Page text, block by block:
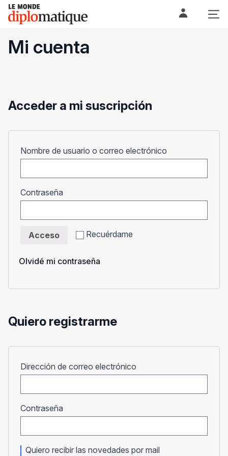
Skip
content
Le monde diplomatique
Mi cuenta
Acceder a mi suscripción
Nombre de usuario o correo electrónico
Contraseña
Recuérdame
Acceso
Olvidé mi contraseña
Quiero registrarme
Dirección de correo electrónico
Contraseña
Quiero recibir las novedades por mail